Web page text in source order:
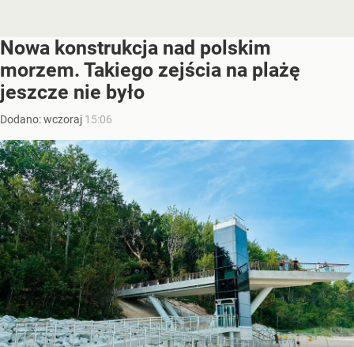
Nowa konstrukcja nad polskim
morzem. Takiego zejścia na plażę
jeszcze nie było
Dodano:wczoraj 15:06